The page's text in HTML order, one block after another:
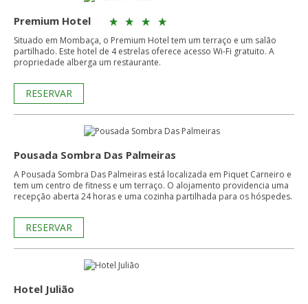
Premium Hotel
Situado em Mombaça, o Premium Hotel tem um terraço e um salão
partilhado. Este hotel de 4 estrelas oferece acesso Wi-Fi gratuito. A
propriedade alberga um restaurante.
RESERVAR
Pousada Sombra Das Palmeiras
A Pousada Sombra Das Palmeiras está localizada em Piquet Carneiro e
tem um centro de fitness e um terraço. O alojamento providencia uma
recepção aberta 24 horas e uma cozinha partilhada para os hóspedes.
RESERVAR
Hotel Julião